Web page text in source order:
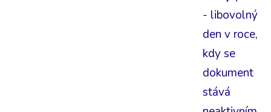
- libovolný
den v roce,
kdy se
dokument
stává